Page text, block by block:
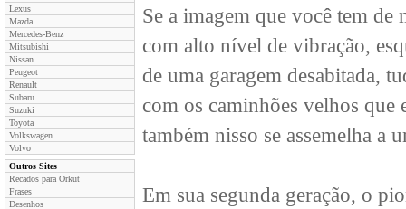
Lexus
Mazda
Mercedes-Benz
Mitsubishi
Nissan
Peugeot
Renault
Subaru
Suzuki
Toyota
Volkswagen
Volvo
Outros Sites
Recados para Orkut
Frases
Desenhos
Se a imagem que você tem
com alto nível de vibração,
de uma garagem desabitada,
com os caminhões velhos que
também nisso se assemelha a
Em sua segunda geração, o